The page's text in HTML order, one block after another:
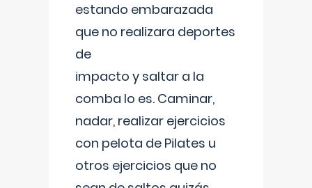
estando embarazada
que no realizara deportes
de
impacto y saltar a la
comba lo es. Caminar,
nadar, realizar ejercicios
con pelota de Pilates u
otros ejercicios que no